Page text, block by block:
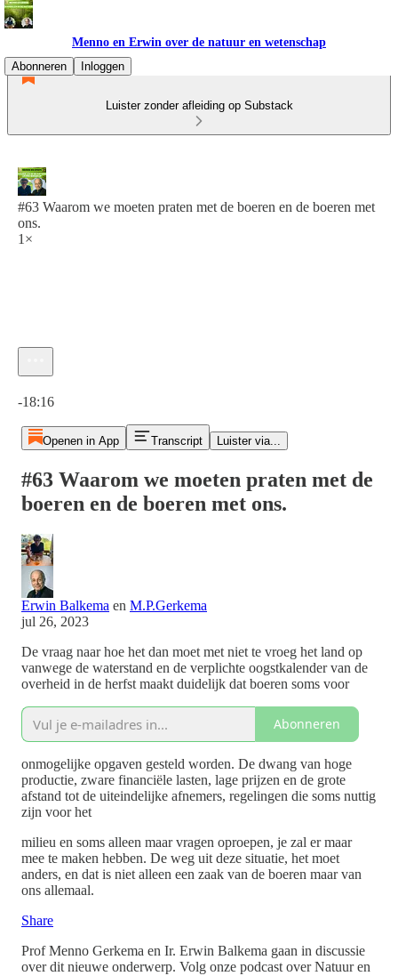
Menno en Erwin over de natuur en wetenschap
Abonneren
Inloggen
Luister zonder afleiding op Substack
#63 Waarom we moeten praten met de boeren en de boeren met
ons.
1×
-18:16
Openen in App Transcript Luister via...
#63 Waarom we moeten praten met de
boeren en de boeren met ons.
Erwin Balkema en M.P.Gerkema
jul 26, 2023
De vraag naar hoe het dan moet met niet te vroeg het land op
vanwege de waterstand en de verplichte oogstkalender van de
overheid in de herfst maakt duidelijk dat boeren soms voor
Abonneren
onmogelijke opgaven gesteld worden. De dwang van hoge
productie, zware financiële lasten, lage prijzen en de grote
afstand tot de uiteindelijke afnemers, regelingen die soms nuttig
zijn voor het
milieu en soms alleen maar vragen oproepen, je zal er maar
mee te maken hebben. De weg uit deze situatie, het moet
anders, en dat is niet alleen een zaak van de boeren maar van
ons allemaal.
Share
Prof Menno Gerkema en Ir. Erwin Balkema gaan in discussie
over dit nieuwe onderwerp. Volg onze podcast over Natuur en